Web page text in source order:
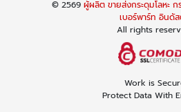
© 2569ผู้ผลิต ขายส่งกระดุมโลหะ
เบอร์พาร์ท อินดั
All rights
Work is
Protect Data With